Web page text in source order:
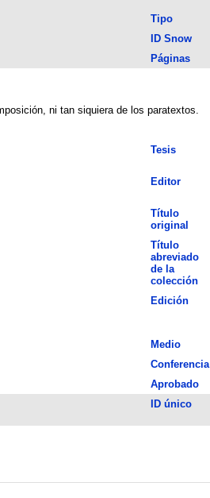
Tipo
ID Snow
Páginas
ni tan siquiera de los paratextos.
Tesis
Editor
Título
original
Título
abreviado
de la
colección
Edición
Medio
Conferencia
Aprobado
ID único